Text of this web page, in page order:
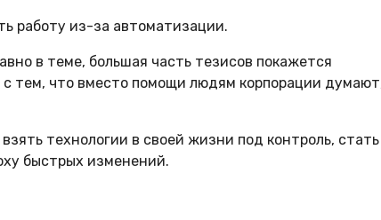
работу из-за автоматизации.
в теме, большая часть тезисов покажется
с тем, что вместо помощи людям корпорации
технологии в своей жизни под контроль, стать
быстрых изменений.